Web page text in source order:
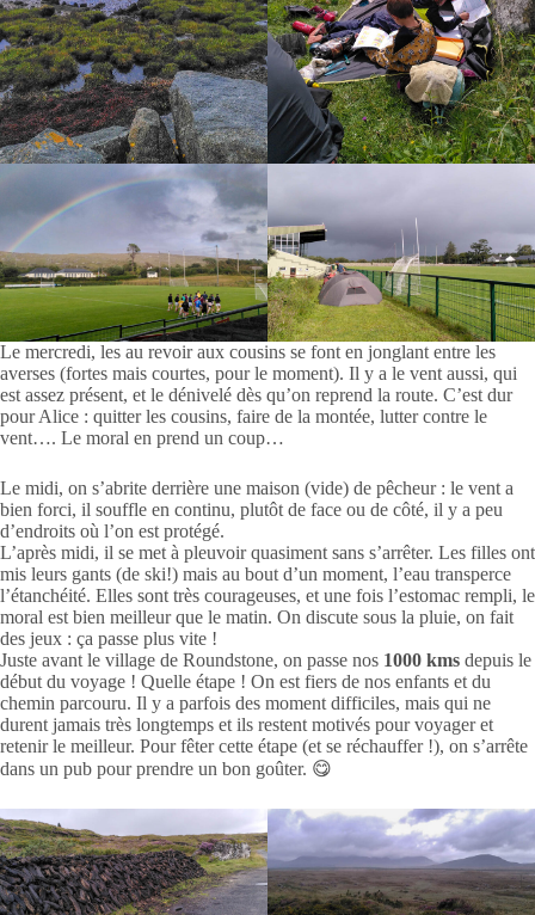
Le mercredi, les au revoir aux cousins se font en jonglant entre les
averses (fortes mais courtes, pour le moment). Il y a le vent aussi, qui
est assez présent, et le dénivelé dès qu’on reprend la route. C’est dur
pour Alice : quitter les cousins, faire de la montée, lutter contre le
vent…. Le moral en prend un coup…
Le midi, on s’abrite derrière une maison (vide) de pêcheur : le vent a
bien forci, il souffle en continu, plutôt de face ou de côté, il y a peu
d’endroits où l’on est protégé.
L’après midi, il se met à pleuvoir quasiment sans s’arrêter. Les filles ont
mis leurs gants (de ski!) mais au bout d’un moment, l’eau transperce
l’étanchéité. Elles sont très courageuses, et une fois l’estomac rempli, le
moral est bien meilleur que le matin. On discute sous la pluie, on fait
des jeux : ça passe plus vite !
Juste avant le village de Roundstone, on passe nos 1000 kms depuis le
début du voyage ! Quelle étape ! On est fiers de nos enfants et du
chemin parcouru. Il y a parfois des moment difficiles, mais qui ne
durent jamais très longtemps et ils restent motivés pour voyager et
retenir le meilleur. Pour fêter cette étape (et se réchauffer !), on s’arrête
dans un pub pour prendre un bon goûter. 😋